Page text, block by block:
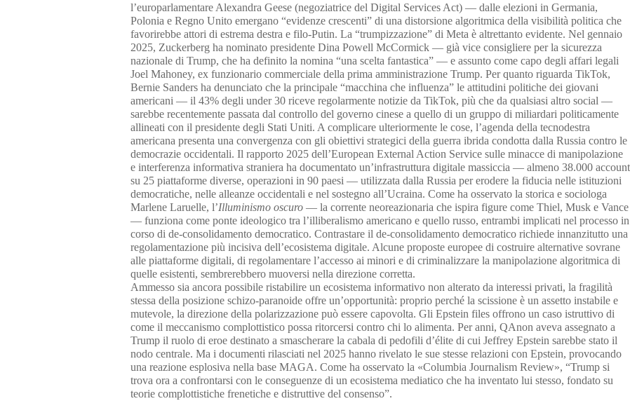
l’europarlamentare Alexandra Geese (negoziatrice del Digital Services Act) — dalle elezioni in Germania,
Polonia e Regno Unito emergano “evidenze crescenti” di una distorsione algoritmica della visibilità politica che
favorirebbe attori di estrema destra e filo-Putin. La “trumpizzazione” di Meta è altrettanto evidente. Nel gennaio
2025, Zuckerberg ha nominato presidente Dina Powell McCormick — già vice consigliere per la sicurezza
nazionale di Trump, che ha definito la nomina “una scelta fantastica” — e assunto come capo degli affari legali
Joel Mahoney, ex funzionario commerciale della prima amministrazione Trump. Per quanto riguarda TikTok,
Bernie Sanders ha denunciato che la principale “macchina che influenza” le attitudini politiche dei giovani
americani — il 43% degli under 30 riceve regolarmente notizie da TikTok, più che da qualsiasi altro social —
sarebbe recentemente passata dal controllo del governo cinese a quello di un gruppo di miliardari politicamente
allineati con il presidente degli Stati Uniti. A complicare ulteriormente le cose, l’agenda della tecnodestra
americana presenta una convergenza con gli obiettivi strategici della guerra ibrida condotta dalla Russia contro le
democrazie occidentali. Il rapporto 2025 dell’European External Action Service sulle minacce di manipolazione
e interferenza informativa straniera ha documentato un’infrastruttura digitale massiccia — almeno 38.000 account
su 25 piattaforme diverse, operazioni in 90 paesi — utilizzata dalla Russia per erodere la fiducia nelle istituzioni
democratiche, nelle alleanze occidentali e nel sostegno all’Ucraina. Come ha osservato la storica e sociologa
Marlene Laruelle, l’Illuminismo oscuro — la corrente neoreazionaria che ispira figure come Thiel, Musk e Vance
— funziona come ponte ideologico tra l’illiberalismo americano e quello russo, entrambi implicati nel processo in
corso di de-consolidamento democratico. Contrastare il de-consolidamento democratico richiede innanzitutto una
regolamentazione più incisiva dell’ecosistema digitale. Alcune proposte europee di costruire alternative sovrane
alle piattaforme digitali, di regolamentare l’accesso ai minori e di criminalizzare la manipolazione algoritmica di
quelle esistenti, sembrerebbero muoversi nella direzione corretta.
Ammesso sia ancora possibile ristabilire un ecosistema informativo non alterato da interessi privati, la fragilità
stessa della posizione schizo-paranoide offre un’opportunità: proprio perché la scissione è un assetto instabile e
mutevole, la direzione della polarizzazione può essere capovolta. Gli Epstein files offrono un caso istruttivo di
come il meccanismo complottistico possa ritorcersi contro chi lo alimenta. Per anni, QAnon aveva assegnato a
Trump il ruolo di eroe destinato a smascherare la cabala di pedofili d’élite di cui Jeffrey Epstein sarebbe stato il
nodo centrale. Ma i documenti rilasciati nel 2025 hanno rivelato le sue stesse relazioni con Epstein, provocando
una reazione esplosiva nella base MAGA. Come ha osservato la «Columbia Journalism Review», “Trump si
trova ora a confrontarsi con le conseguenze di un ecosistema mediatico che ha inventato lui stesso, fondato su
teorie complottistiche frenetiche e distruttive del consenso”.